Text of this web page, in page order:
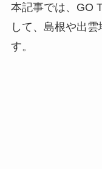
本記事では、GO
して、島根や出
す。